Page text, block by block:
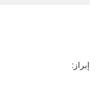
إبراز: